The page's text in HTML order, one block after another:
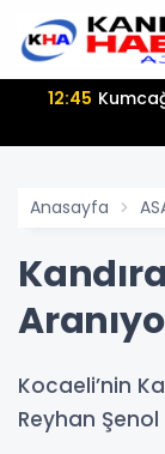
12:45
Anasayfa
Kocaeli’nin
Reyhan